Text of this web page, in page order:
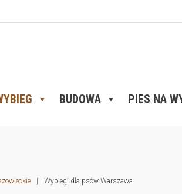
BUDOWA PIES NA
Wybiegi dla psów Warszawa